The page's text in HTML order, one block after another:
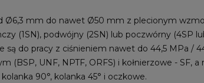
Ø6,3 mm do nawet Ø50 mm z plecionym
(1SN), podwójny (2SN) lub poczwórny (4SP
do pracy z ciśnieniem nawet do 44,5 MPa /
UNF, NPTF, ORFS) i kołnierzowe - SF,
90°, kolanka 45° i oczkowe.